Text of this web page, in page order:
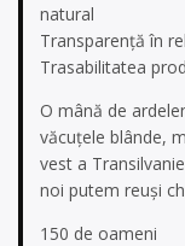
natural
Transparenţă în
Trasabilitatea
O mână de
văcuţele blânde,
vest a
noi putem reuşi
150 de oameni